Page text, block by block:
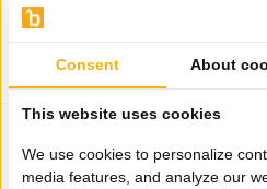
Consent About
This website uses cookies
We use cookies to personalize
media features, and analyze our